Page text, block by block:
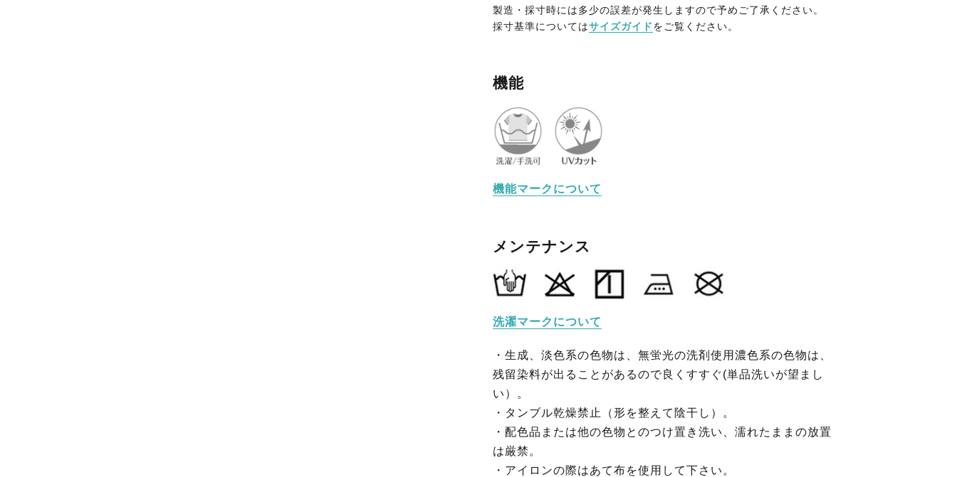
製造・採寸時には多少の誤差が発生しますので予めご了承ください。
採寸基準についてはサイズガイドをご覧ください。
機能
機能マークについて
メンテナンス
洗濯マークについて
・生成、淡色系の色物は、無蛍光の洗剤使用濃色系の色物は、
残留染料が出ることがあるので良くすすぐ(単品洗いが望まし
い）。
・タンブル乾燥禁止（形を整えて陰干し）。
・配色品または他の色物とのつけ置き洗い、濡れたままの放置
は厳禁。
・アイロンの際はあて布を使用して下さい。